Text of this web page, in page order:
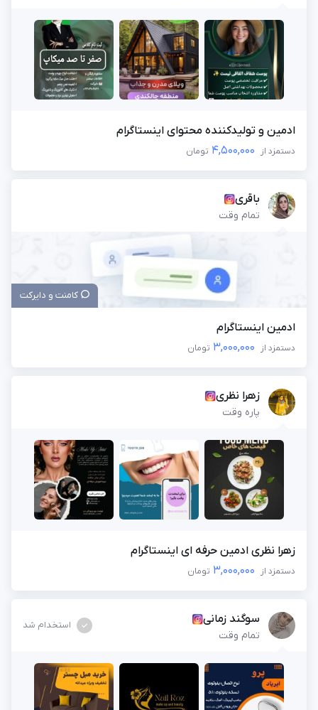
ادمین و تولیدکننده محتوای اینستاگرام
دستمزد از 4,500,000 تومان
باقری
تمام وقت
کامنت و دایرکت
ادمین اینستاگرام
دستمزد از 3,000,000 تومان
زهرا نظری
پاره وقت
زهرا نظری ادمین حرفه ای اینستاگرام
دستمزد از 3,000,000 تومان
سوگند زمانی
تمام وقت
استخدام شد